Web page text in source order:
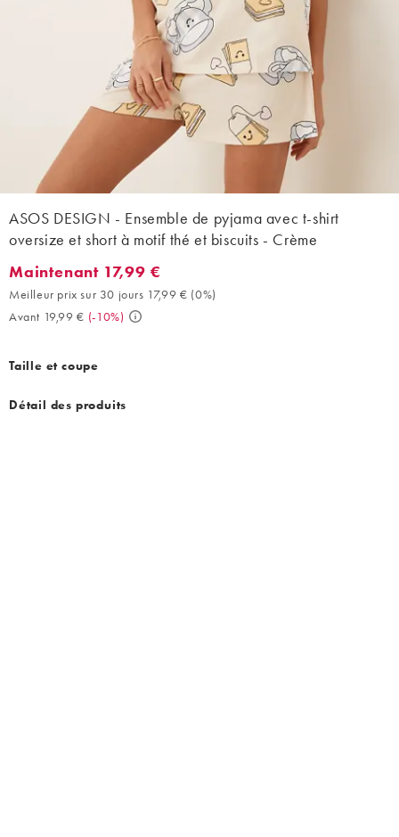
ASOS DESIGN - Ensemble de pyjama avec t-shirt
oversize et short à motif thé et biscuits - Crème
Maintenant 17,99 €. Meilleur prix sur 30 jours 17,99 € (0%).
Maintenant 17,99 €
Meilleur prix sur 30 jours 17,99 € (0%)
Avant 19,99 € (-10%)
Taille et coupe
Détail des produits